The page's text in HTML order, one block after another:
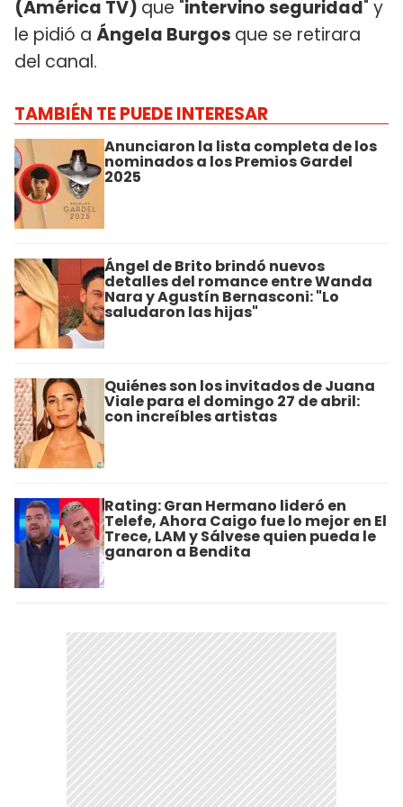
(América TV) que "intervino seguridad" y
le pidió a Ángela Burgos que se retirara
del canal.
TAMBIÉN TE PUEDE INTERESAR
Anunciaron la lista completa de los
nominados a los Premios Gardel
2025
Ángel de Brito brindó nuevos
detalles del romance entre Wanda
Nara y Agustín Bernasconi: "Lo
saludaron las hijas"
Quiénes son los invitados de Juana
Viale para el domingo 27 de abril:
con increíbles artistas
Rating: Gran Hermano lideró en
Telefe, Ahora Caigo fue lo mejor en El
Trece, LAM y Sálvese quien pueda le
ganaron a Bendita